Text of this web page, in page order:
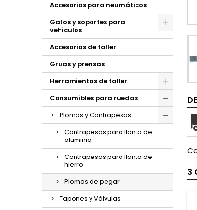
Accesorios para neumáticos
Gatos y soportes para
vehiculos
Accesorios de taller
Gruas y prensas
Herramientas de taller
Consumibles para ruedas
Plomos y Contrapesas
Contrapesas para llanta de
aluminio
Contrapesas para llanta de
hierro
Plomos de pegar
Tapones y Válvulas
3